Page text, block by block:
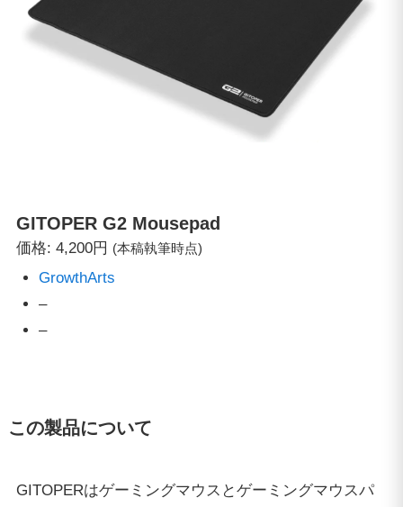
GITOPERG2 Mousepad
価格: 4,200円 (本稿執筆時点)
GrowthArts
–
–
この製品について
GITOPERはゲーミングマウスとゲーミングマウスパ